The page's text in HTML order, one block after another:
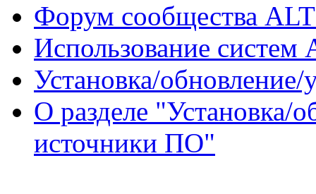
Форум сообщества
Использование систем
Установка/
О разделе "Установка/
источники ПО"